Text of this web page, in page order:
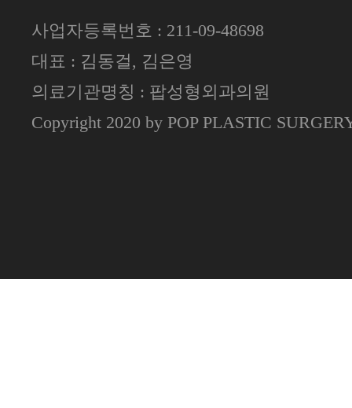
사업자등록번호 : 211-09-48698
대표 : 김동걸, 김은영
의료기관명칭 : 팝성형외과의원
Copyright 2020 by POP PLASTIC